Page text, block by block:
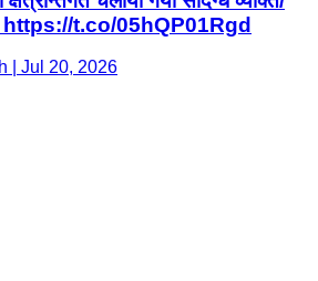
https://t.co/05hQP01Rgd
| Jul 20, 2026